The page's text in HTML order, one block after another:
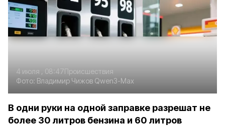
4 июля , 08:47Происшествия
Фото: Владимир Чижов Qwen3-Max
В одни руки на одной заправке разрешат не
более 30 литров бензина и 60 литров